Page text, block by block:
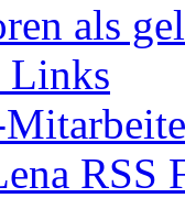
als
Links
RSS